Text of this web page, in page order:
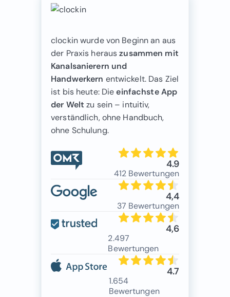
clockin wurde von Beginn an aus
der Praxis herauszusammen mit
Kanalsanierern und
Handwerkern entwickelt. Das Ziel
ist bis heute: Dieeinfachste App
der Welt zu sein – intuitiv,
verständlich, ohne Handbuch,
ohne Schulung.
4.9
412 Bewertungen
4,4
37 Bewertungen
4,6
2.497
Bewertungen
4.7
1.654
Bewertungen